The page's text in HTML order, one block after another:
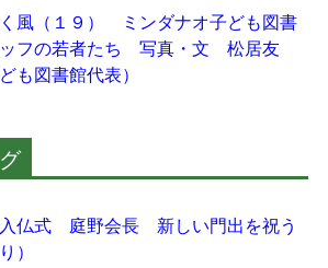
風（１９） ミンダナオ子ども図書
ッフの若者たち 写真・文 松居友
も図書館代表）
仏式 庭野会長 新しい門出を祝う
）